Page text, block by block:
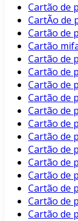
Cartão de
CartÃo de
Cartão de
Cartão
Cartão de
Cartão de
Cartão de
Cartão de
Cartão de
Cartão de
Cartão de
Cartão de
Cartão de
Cartão de
Cartão de
Cartão de
Cartão de